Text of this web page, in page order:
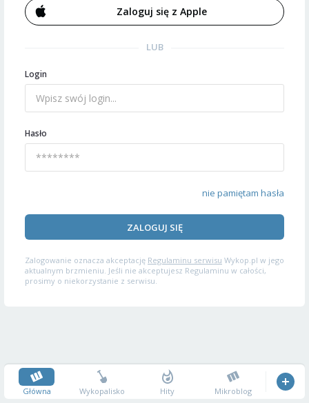
Zaloguj się z Apple
LUB
Login
Hasło
nie pamiętam hasła
ZALOGUJ SIĘ
Zalogowanie oznacza akceptację Regulaminu serwisu Wykop.pl w jego
aktualnym brzmieniu. Jeśli nie akceptujesz Regulaminu w całości,
prosimy o niekorzystanie z serwisu.
Główna Wykopalisko Hity Mikroblog